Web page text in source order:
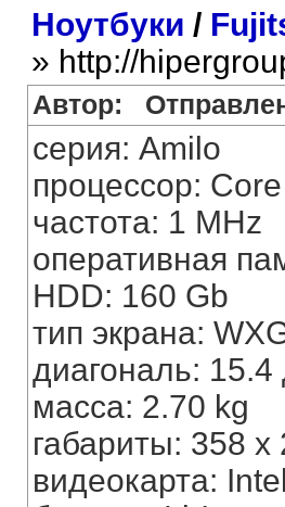
Ноутбуки /
» http://
Автор:
серия: Amilo
процессор:
частота: 1 MHz
оперативная
HDD: 160 Gb
тип экрана:
диагональ:
масса: 2.70 kg
габариты: 358 x
видеокарта: